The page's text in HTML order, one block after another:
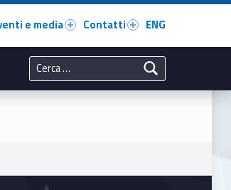
e media Contatti ENG
Ricerca per: